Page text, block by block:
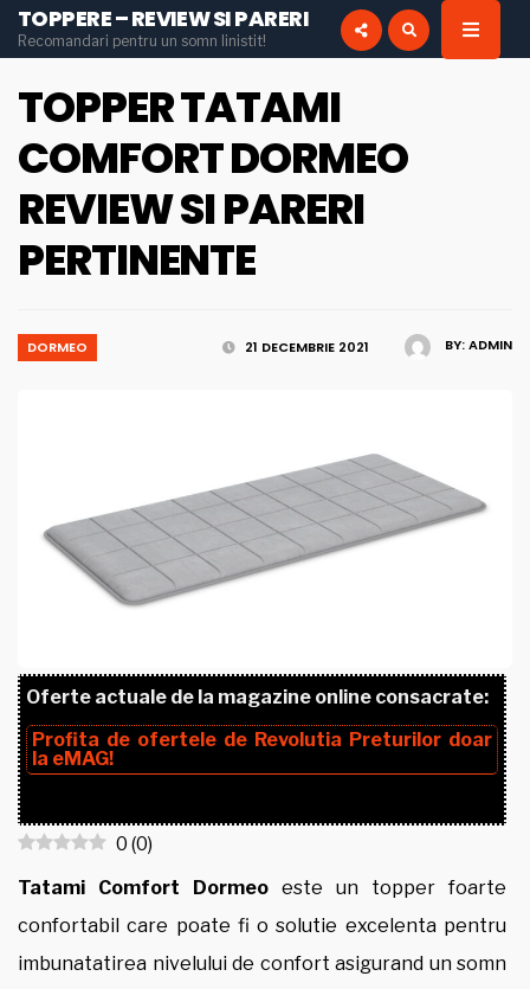
INSTAGRAM PINTEREST
for:
TOPPERE – REVIEW SI PARERI
Recomandari pentru un somn linistit!
TOPPER TATAMI
COMFORT DORMEO
REVIEW SI PARERI
PERTINENTE
BY:ADMIN
21 DECEMBRIE 2021
DORMEO
Oferte actuale de la magazine online consacrate:
Profita de ofertele de Revolutia Preturilor doar
la eMAG!
0 (0)
Tatami Comfort Dormeo este un topper foarte
confortabil care poate fi o solutie excelenta pentru
imbunatatirea nivelului de confort asigurand un somn